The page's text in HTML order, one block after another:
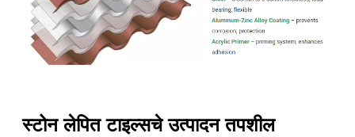
स्टोन लेपित टाइल्सचे उत्पादन तपशील